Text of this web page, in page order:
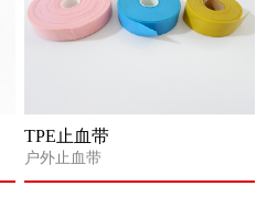
TPE止血带
户外止血带